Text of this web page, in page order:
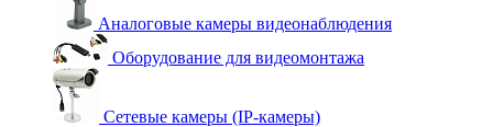
Аналоговые камеры видеонаблюдения
Оборудование для видеомонтажа
Сетевые камеры (IP-камеры)